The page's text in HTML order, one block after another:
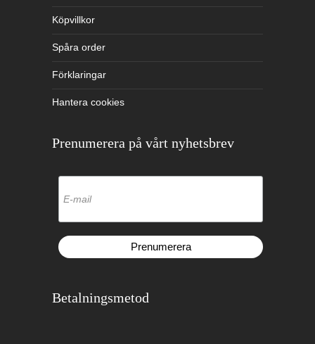
Köpvillkor
Spåra order
Förklaringar
Hantera cookies
Prenumerera på vårt nyhetsbrev
Betalningsmetod